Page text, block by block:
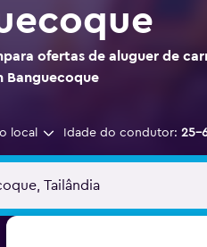
ofertas de aluguer de
Banguecoque
local Idade do condutor: 25-